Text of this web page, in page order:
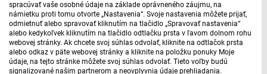
spracúvať vaše osobné údaje na základe oprávneného záujmu, na
námietku proti tomu otvorte „Nastavenia“. Svoje nastavenia môžete prijať,
odmietnuť alebo spravovať kliknutím na tlačidlo „Spravovať nastavenia“
alebo kedykoľvek kliknutím na tlačidlo odtlačku prsta v ľavom dolnom rohu
webovej stránky. Ak chcete svoj súhlas odvolať, kliknite na odtlačok prsta
alebo odkaz v päte webovej stránky a kliknite na položku ponuky Moje
údaje, na tejto stránke môžete svoj súhlas odvolať. Tieto voľby budú
signalizované našim partnerom a neovplyvnia údaje prehliadania.
Máte problém s prehrávaním?Nahláste nám chybuv prehrávači.